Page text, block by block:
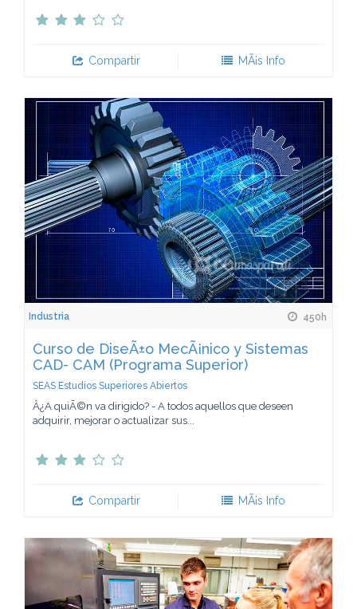
Compartir MÃ¡s Info
Industria 450h
Curso de DiseÃ±o MecÃ¡nico y Sistemas
CAD- CAM (Programa Superior)
SEAS Estudios Superiores Abiertos
Â¿A quiÃ©n va dirigido? - A todos aquellos que deseen
adquirir, mejorar o actualizar sus...
Compartir MÃ¡s Info